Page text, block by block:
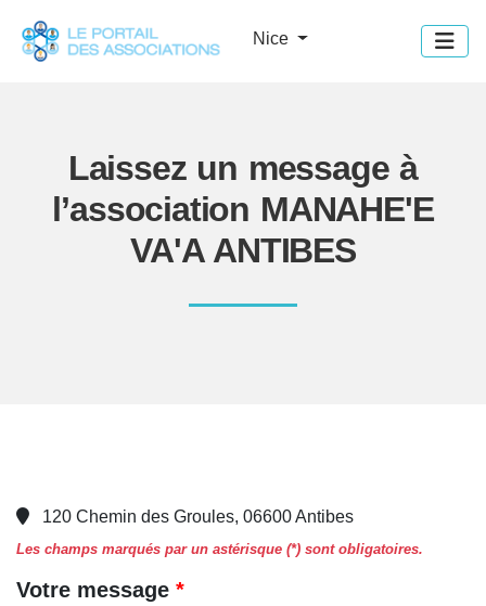
Nice
Laissez un message à
l’association MANAHE'E
VA'A ANTIBES
120 Chemin des Groules, 06600 Antibes
Les champs marqués par un astérisque (*) sont obligatoires.
Votre message